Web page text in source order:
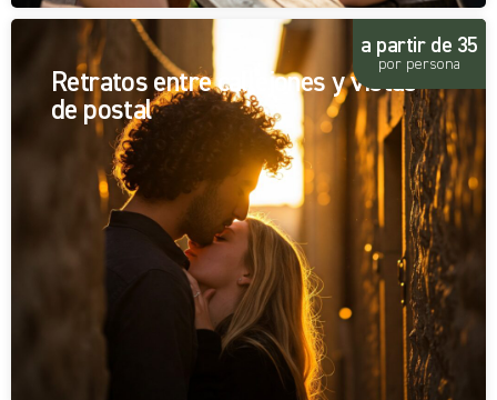
Retratos entre callejones y vistas
de postal
a partir de 35
por persona